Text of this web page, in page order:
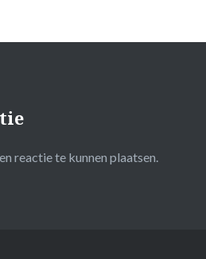
reactie te kunnen plaatsen.